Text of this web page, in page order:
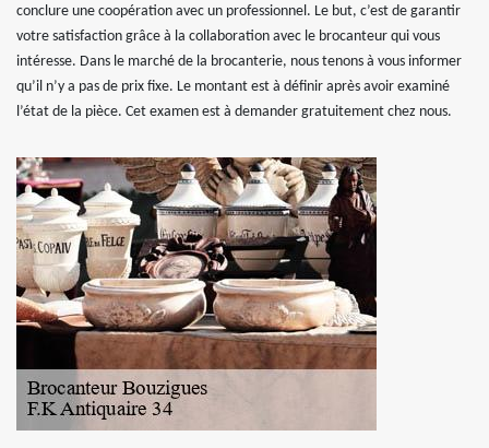
conclure une coopération avec un professionnel. Le but, c’est de garantir
votre satisfaction grâce à la collaboration avec le brocanteur qui vous
intéresse. Dans le marché de la brocanterie, nous tenons à vous informer
qu’il n’y a pas de prix fixe. Le montant est à définir après avoir examiné
l’état de la pièce. Cet examen est à demander gratuitement chez nous.